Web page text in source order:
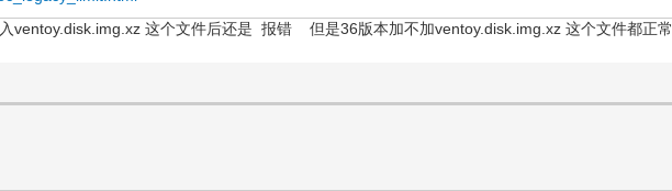
ventoy.disk.img.xz 这个文件后还是 报错 但是36版本加不加ventoy.disk.img.xz 这个文件都正常